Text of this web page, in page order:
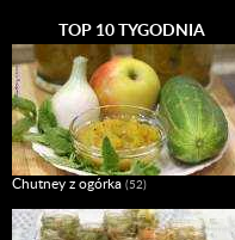
TOP 10 TYGODNIA
Chutney z ogórka (52)